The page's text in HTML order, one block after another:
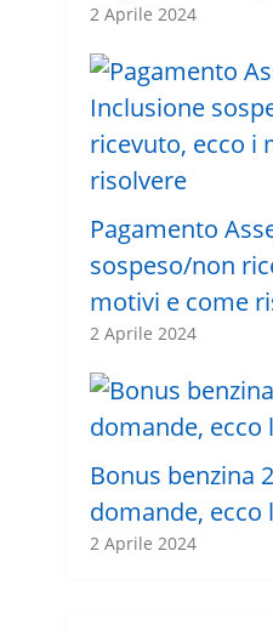
2 Aprile 2024
Pagamento
sospeso/non
motivi e come
2 Aprile 2024
Bonus benzina
domande,
2 Aprile 2024